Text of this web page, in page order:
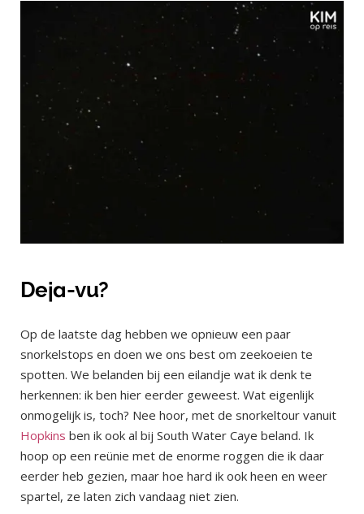
Deja-vu?
Op de laatste dag hebben we opnieuw een paar
snorkelstops en doen we ons best om zeekoeien te
spotten. We belanden bij een eilandje wat ik denk te
herkennen: ik ben hier eerder geweest. Wat eigenlijk
onmogelijk is, toch? Nee hoor, met de snorkeltour vanuit
Hopkins ben ik ook al bij South Water Caye beland. Ik
hoop op een reünie met de enorme roggen die ik daar
eerder heb gezien, maar hoe hard ik ook heen en weer
spartel, ze laten zich vandaag niet zien.